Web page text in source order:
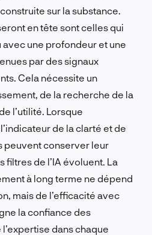
sur la substance.
en tête sont celles qui
une profondeur et une
par des signaux
Cela nécessite un
de la recherche de la
l’utilité. Lorsque
de la clarté et de
peuvent conserver leur
filtres de l’IA évoluent. La
à long terme ne dépend
mais de l’efficacité avec
la confiance des
dans chaque